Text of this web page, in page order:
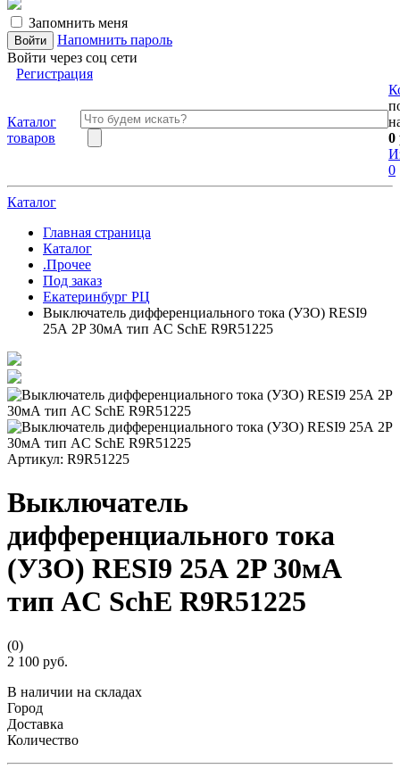
Запомнить меня
Напомнить пароль
Войти через соц сети
Регистрация
Каталог
товаров
0
0
Каталог
Главная страница
Каталог
.Прочее
Под заказ
Екатеринбург РЦ
Выключатель дифференциального тока (УЗО) RESI9
25А 2P 30мА тип AC SchE R9R51225
Артикул: R9R51225
Выключатель
дифференциального тока
(УЗО) RESI9 25А 2P 30мА
тип AC SchE R9R51225
(0)
2 100 руб.
В наличии на складах
Город
Доставка
Количество